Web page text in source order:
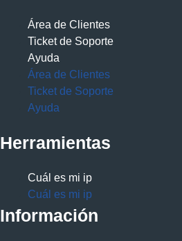
Área de Clientes
Ticket de Soporte
Ayuda
Área de Clientes
Ticket de Soporte
Ayuda
Herramientas
Cuál es mi ip
Cuál es mi ip
Información